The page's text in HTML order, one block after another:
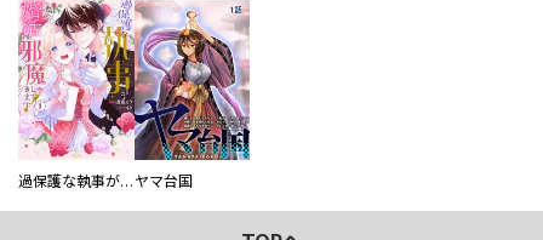
過保護な執事が私の婚活を邪魔してきます！ ヤマ台国